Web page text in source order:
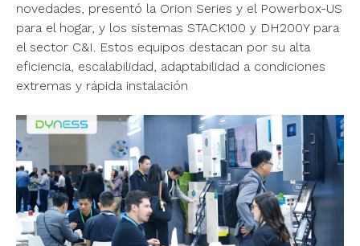
novedades, presentó la Orion Series y el Powerbox-US
para el hogar, y los sistemas STACK100 y DH200Y para
el sector C&I. Estos equipos destacan por su alta
eficiencia, escalabilidad, adaptabilidad a condiciones
extremas y rápida instalación